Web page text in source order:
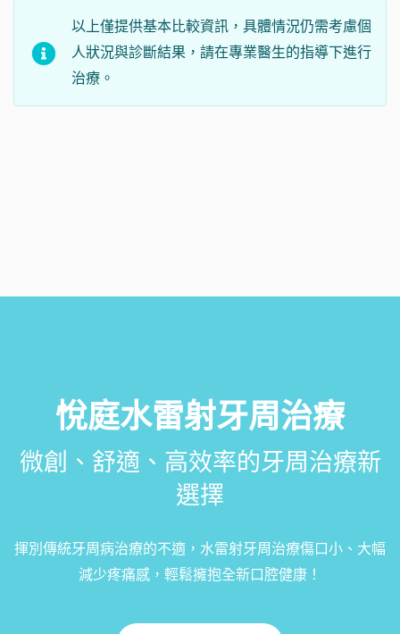
以上僅提供基本比較資訊，具體情況仍需考慮個
人狀況與診斷結果，請在專業醫生的指導下進行
治療。
悅庭水雷射牙周治療
微創、舒適、高效率的牙周治療新
選擇
揮別傳統牙周病治療的不適，水雷射牙周治療傷口小、大幅
減少疼痛感，輕鬆擁抱全新口腔健康！